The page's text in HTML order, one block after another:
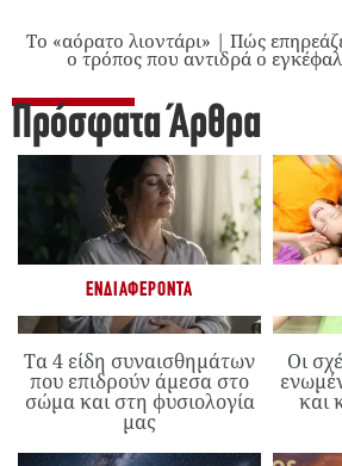
Το «αόρατο λιοντάρι» | Πώς
ο τρόπος που αντιδρά ο
Πρόσφατα Άρθρα
ΕΝΔΙΑΦΈΡΟΝΤΑ
Τα 4 είδη συναισθημάτων
που επιδρούν άμεσα στο
σώμα και στη φυσιολογία
μας
Οι
και